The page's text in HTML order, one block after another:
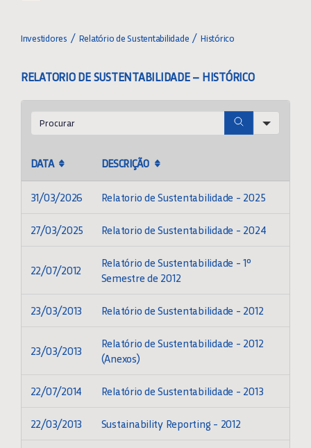
Toggle
Navigation
INVESTIDORES
ATAS
CONVOCAÇÕES
CLASSIFICAÇÃO DE RISCO (RATING)
DEMONSTRAÇÕES FINANCEIRAS
DOCUMENTOS – CVM
GLOSSÁRIO FINANCEIRO
RELATÓRIO DE SUSTENTABILIDADE
Investidores Relatório de Sustentabilidade Histórico
RELATORIO DE SUSTENTABILIDADE – HISTÓRICO
DATA DESCRIÇÃO
31/03/2026 Relatorio de Sustentabilidade - 2025
27/03/2025 Relatorio de Sustentabilidade - 2024
22/07/2012
Relatório de Sustentabilidade - 1º
Semestre de 2012
23/03/2013 Relatório de Sustentabilidade - 2012
23/03/2013
Relatório de Sustentabilidade - 2012
(Anexos)
22/07/2014 Relatório de Sustentabilidade - 2013
22/03/2013 Sustainability Reporting - 2012